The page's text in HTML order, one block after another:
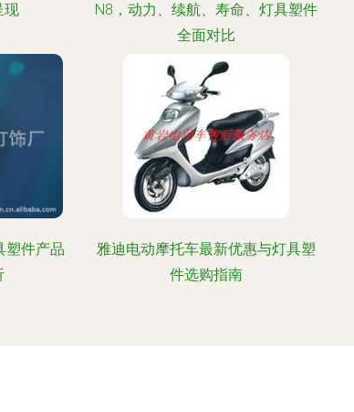
现
N8，动力、续航、寿命、灯具塑件
全面对比
塑件产品
雅迪电动摩托车最新优惠与灯具塑
件选购指南